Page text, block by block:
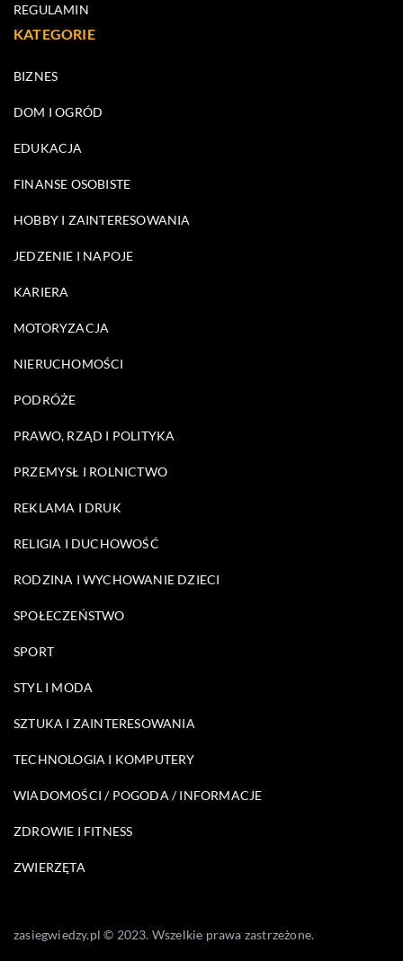
REGULAMIN
KATEGORIE
BIZNES
DOM I OGRÓD
EDUKACJA
FINANSE OSOBISTE
HOBBY I ZAINTERESOWANIA
JEDZENIE I NAPOJE
KARIERA
MOTORYZACJA
NIERUCHOMOŚCI
PODRÓŻE
PRAWO, RZĄD I POLITYKA
PRZEMYSŁ I ROLNICTWO
REKLAMA I DRUK
RELIGIA I DUCHOWOŚĆ
RODZINA I WYCHOWANIE DZIECI
SPOŁECZEŃSTWO
SPORT
STYL I MODA
SZTUKA I ZAINTERESOWANIA
TECHNOLOGIA I KOMPUTERY
WIADOMOŚCI / POGODA / INFORMACJE
ZDROWIE I FITNESS
ZWIERZĘTA
zasiegwiedzy.pl © 2023. Wszelkie prawa zastrzeżone.